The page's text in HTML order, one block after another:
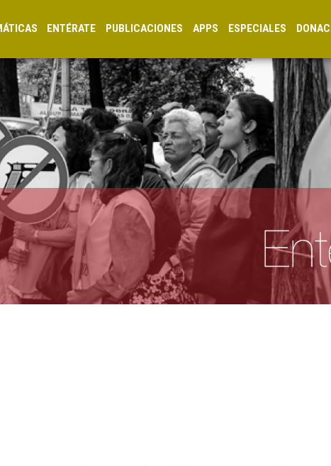
ENTÉRATE PUBLICACIONES APPS ESPECIALES